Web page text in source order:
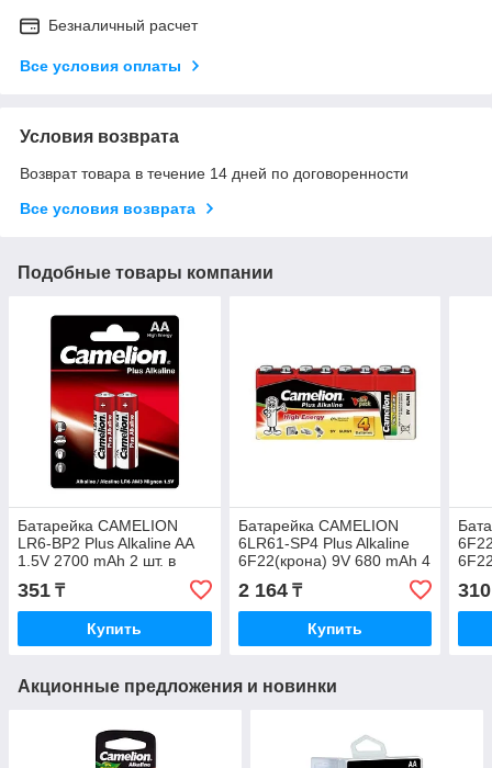
Безналичный расчет
Все условия оплаты
Условия возврата
Возврат товара в течение 14 дней по договоренности
Все условия возврата
Подобные товары компании
Батарейка CAMELION
LR6-BP2 Plus Alkaline AA
1.5V 2700 mAh 2 шт. в
блистере
351 ₸
Купить
Батарейка CAMELION
6LR61-SP4 Plus Alkaline
6F22(крона) 9V 680 mAh 4
шт. Плёнка
2 164₸
Купить
310
Акционные предложения и новинки